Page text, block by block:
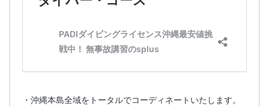
・沖縄本島全域をトータルでコーディネートいたします。